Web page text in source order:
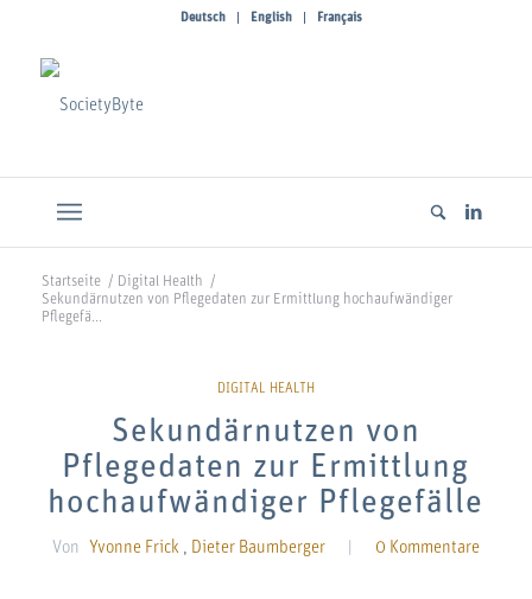
Deutsch English Français
Startseite / Digital Health
/
Sekundärnutzen von Pflegedaten zur Ermittlung hochaufwändiger
Pflegefä...
Sekundärnutzen von
Pflegedaten zur Ermittlung
hochaufwändiger Pflegefälle
Von Yvonne Frick , Dieter Baumberger 0 Kommentare